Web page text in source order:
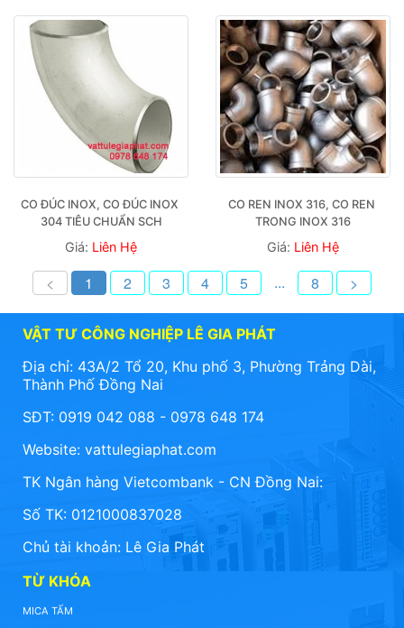
CO ĐÚC INOX, CO ĐÚC INOX
304 TIÊU CHUẨN SCH
Giá: Liên Hệ
CO REN INOX 316, CO REN
TRONG INOX 316
Giá: Liên Hệ
< 1 2 3 4 5 ... 8 >
VẬT TƯ CÔNG NGHIỆP LÊ GIA PHÁT
Địa chỉ: 43A/2 Tổ 20, Khu phố 3, Phường Trảng Dài,
Thành Phố Đồng Nai
SĐT: 0919 042 088 - 0978 648 174
Website: vattulegiaphat.com
TK Ngân hàng Vietcombank - CN Đồng Nai:
Số TK: 0121000837028
Chủ tài khoản: Lê Gia Phát
TỪ KHÓA
MICA TẤM